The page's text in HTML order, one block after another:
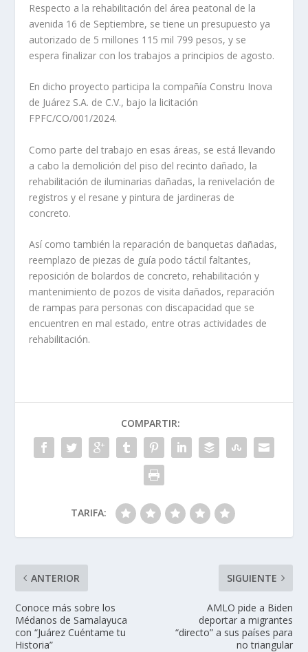
Respecto a la rehabilitación del área peatonal de la
avenida 16 de Septiembre, se tiene un presupuesto ya
autorizado de 5 millones 115 mil 799 pesos, y se
espera finalizar con los trabajos a principios de agosto.
En dicho proyecto participa la compañía Constru Inova
de Juárez S.A. de C.V., bajo la licitación
FPFC/CO/001/2024.
Como parte del trabajo en esas áreas, se está llevando
a cabo la demolición del piso del recinto dañado, la
rehabilitación de iluminarias dañadas, la renivelación de
registros y el resane y pintura de jardineras de
concreto.
Así como también la reparación de banquetas dañadas,
reemplazo de piezas de guía podo táctil faltantes,
reposición de bolardos de concreto, rehabilitación y
mantenimiento de pozos de visita dañados, reparación
de rampas para personas con discapacidad que se
encuentren en mal estado, entre otras actividades de
rehabilitación.
COMPARTIR:
TARIFA:
ANTERIOR
Conoce más sobre los
Médanos de Samalayuca
con “Juárez Cuéntame tu
Historia”
SIGUIENTE
AMLO pide a Biden
deportar a migrantes
“directo” a sus países para
no triangular